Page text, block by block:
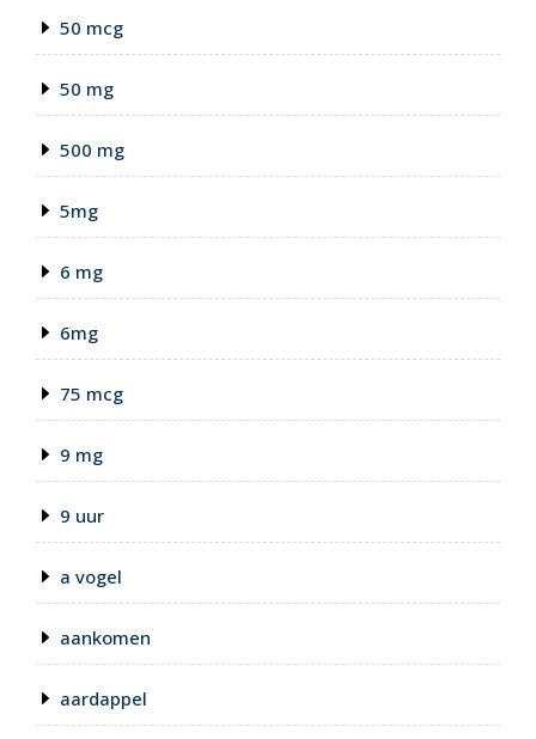
50 mcg
50 mg
500 mg
5mg
6 mg
6mg
75 mcg
9 mg
9 uur
a vogel
aankomen
aardappel